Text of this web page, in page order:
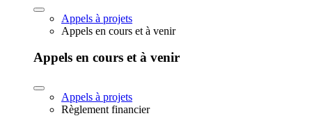
Appels à projets
Appels en cours et à venir
Appels en cours et à venir
Appels à projets
Règlement financier